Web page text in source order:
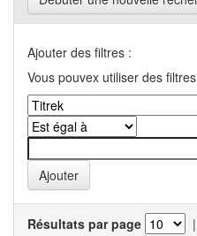
Ajouter des filtres :
Vous pouvex utiliser des
Résultats par page |